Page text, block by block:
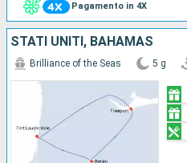
Pagamento in 4X
STATI UNITI, BAHAMAS
Brilliance of the Seas 5 g